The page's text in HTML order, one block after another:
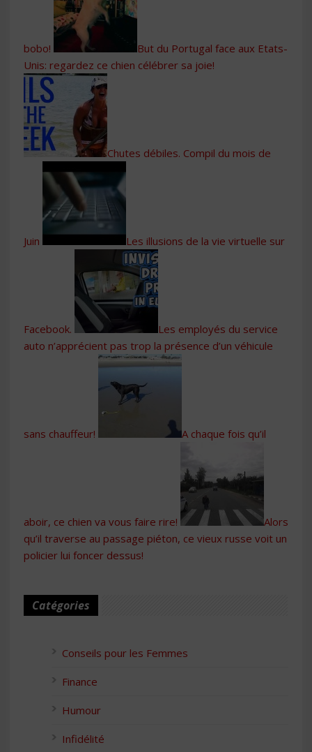
bobo!
But du Portugal face aux Etats-
Unis: regardez ce chien célébrer sa joie!
Chutes débiles. Compil du mois de
Juin Les illusions de la vie virtuelle sur
Facebook.
Les employés du service
auto n’apprécient pas trop la présence d’un véhicule
sans chauffeur! A chaque fois qu’il
aboir, ce chien va vous faire rire!
Alors
qu’il traverse au passage piéton, ce vieux russe voit un
policier lui foncer dessus!
Catégories
Conseils pour les Femmes
Finance
Humour
Infidélité